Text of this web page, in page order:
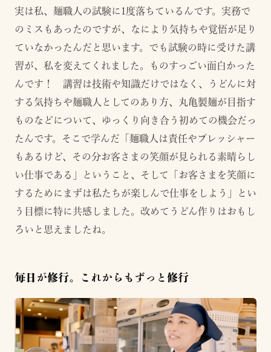
実は私、麺職人の試験に1度落ちているんです。実務で
のミスもあったのですが、なにより気持ちや覚悟が足り
ていなかったんだと思います。でも試験の時に受けた講
習が、私を変えてくれました。ものすっごい面白かった
んです！ 講習は技術や知識だけではなく、うどんに対
する気持ちや麺職人としてのあり方、丸亀製麺が目指す
ものなどについて、ゆっくり向き合う初めての機会だっ
たんです。そこで学んだ「麺職人は責任やプレッシャー
もあるけど、その分お客さまの笑顔が見られる素晴らし
い仕事である」ということ、そして「お客さまを笑顔に
するためにまずは私たちが楽しんで仕事をしよう」とい
う目標に特に共感しました。改めてうどん作りはおもし
ろいと思えましたね。
毎日が修行。これからもずっと修行